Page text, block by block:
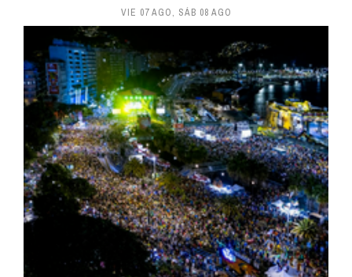
VIE 07 AGO, SÁB 08 AGO